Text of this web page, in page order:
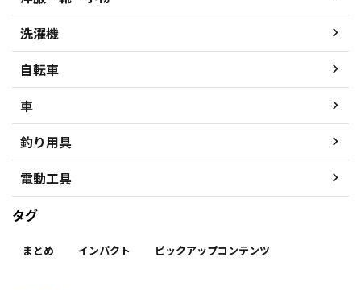
洗濯機
自転車
車
釣り用具
電動工具
タグ
まとめ インパクト ピックアップコンテンツ